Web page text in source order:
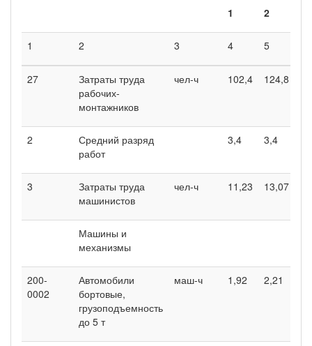
1
2
1 2 3 4 5
27
Затраты труда
рабочих-
монтажников
чел-ч 102,4 124,8
2
Средний разряд
работ
3,4 3,4
3
Затраты труда
машинистов
чел-ч 11,23 13,07
Машины и
механизмы
200-
0002
Автомобили
бортовые,
грузоподъемность
до 5 т
маш-ч 1,92 2,21